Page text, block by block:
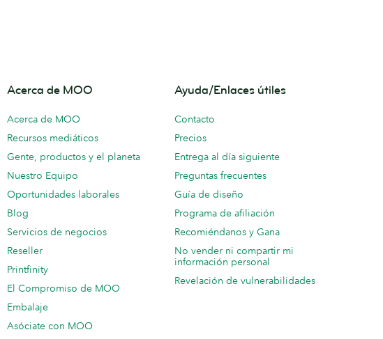
Acerca de MOO
Acerca de MOO
Recursos mediáticos
Gente, productos y el planeta
Nuestro Equipo
Oportunidades laborales
Blog
Servicios de negocios
Reseller
Printfinity
El Compromiso de MOO
Embalaje
Asóciate con MOO
Ayuda/Enlaces útiles
Contacto
Precios
Entrega al día siguiente
Preguntas frecuentes
Guía de diseño
Programa de afiliación
Recomiéndanos y Gana
No vender ni compartir mi
información personal
Revelación de vulnerabilidades